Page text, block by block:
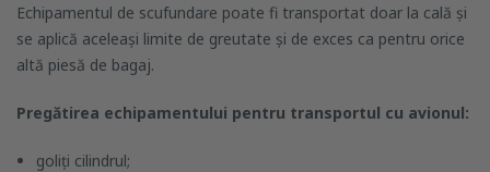
Echipamentul de scufundare poate fi transportat doar la cală și
se aplică aceleași limite de greutate și de exces ca pentru orice
altă piesă de bagaj.
Pregătirea echipamentului pentru transportul cu avionul:
goliți cilindrul;